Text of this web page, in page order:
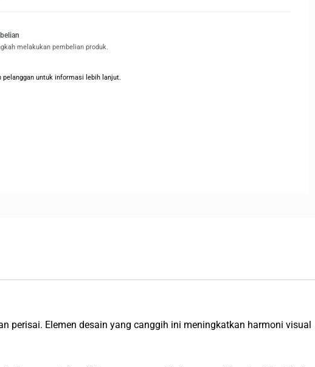
melakukan pembelian produk.
pelanggan untuk informasi lebih lanjut.
perisai. Elemen desain yang canggih ini meningkatkan harmoni visual